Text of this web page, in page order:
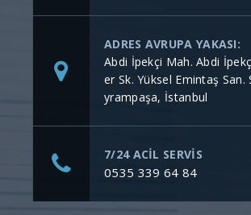
ADRES AVRUPA YAKASI:
Abdi İpekçi Mah. Abdi
er Sk. Yüksel Emintaş San.
yrampaşa, İstanbul
7/24 ACİL SERVİS
0535 339 64 84